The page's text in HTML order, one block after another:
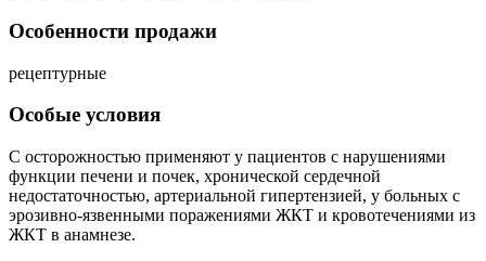
Особенности продажи
рецептурные
Особые условия
С осторожностью применяют у пациентов с нарушениями
функции печени и почек, хронической сердечной
недостаточностью, артериальной гипертензией, у больных с
эрозивно-язвенными поражениями ЖКТ и кровотечениями из
ЖКТ в анамнезе.